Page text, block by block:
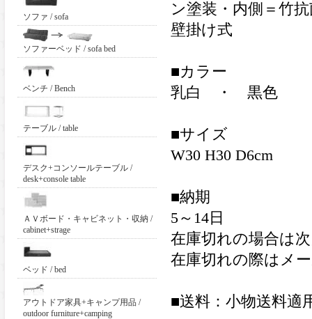
ソファ / sofa
ソファーベッド / sofa bed
ベンチ / Bench
テーブル / table
デスク+コンソールテーブル /
desk+console table
ＡＶボード・キャビネット・収納 /
cabinet+strage
ベッド / bed
アウトドア家具+キャンプ用品 /
outdoor furniture+camping
ン塗装・内側＝竹
壁掛け式
■カラー
乳白 ・ 黒色
■サイズ
W30 H30 D6cm
■納期
5～14日
在庫切れの場合は
在庫切れの際はメ
■送料：小物送料適